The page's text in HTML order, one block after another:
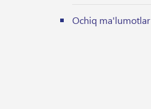
Ochiq ma'lumotlar